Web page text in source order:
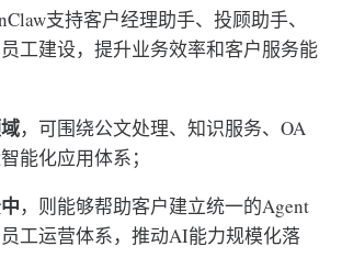
支持客户经理助手、投顾助手、
工建设，提升业务效率和客户服务能
，可围绕公文处理、知识服务、OA
能化应用体系；
，则能够帮助客户建立统一的Agent
工运营体系，推动AI能力规模化落